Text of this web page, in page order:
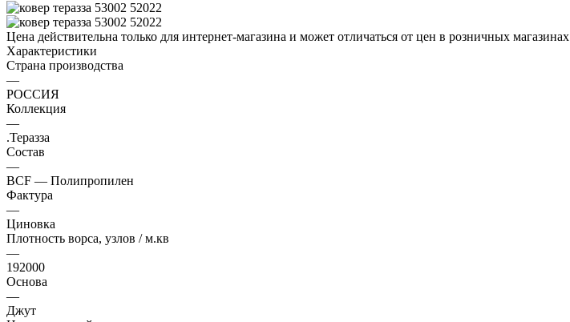
Цена действительна только для интернет-магазина и может отличаться от цен в розничных магазинах
Характеристики
Страна производства
—
РОССИЯ
Коллекция
—
.Теразза
Состав
—
BCF — Полипропилен
Фактура
—
Циновка
Плотность ворса, узлов / м.кв
—
192000
Основа
—
Джут